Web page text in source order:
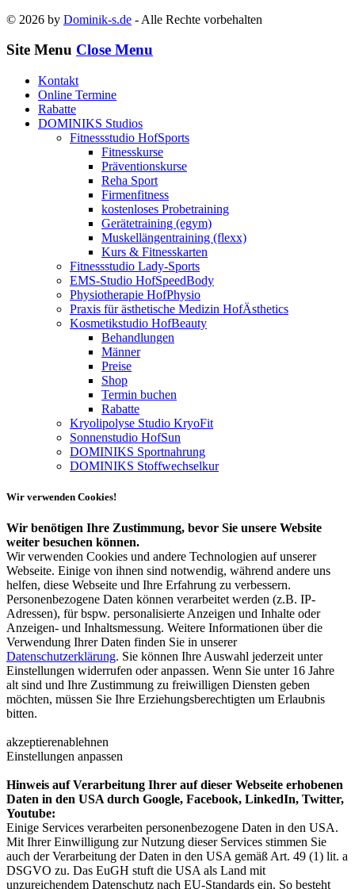
© 2026 by Dominik-s.de - Alle Rechte vorbehalten
Site Menu Close Menu
Kontakt
Online Termine
Rabatte
DOMINIKS Studios
Fitnessstudio HofSports
Fitnesskurse
Präventionskurse
Reha Sport
Firmenfitness
kostenloses Probetraining
Gerätetraining (egym)
Muskellängentraining (flexx)
Kurs & Fitnesskarten
Fitnessstudio Lady-Sports
EMS-Studio HofSpeedBody
Physiotherapie HofPhysio
Praxis für ästhetische Medizin HofÄsthetics
Kosmetikstudio HofBeauty
Behandlungen
Männer
Preise
Shop
Termin buchen
Rabatte
Kryolipolyse Studio KryoFit
Sonnenstudio HofSun
DOMINIKS Sportnahrung
DOMINIKS Stoffwechselkur
Wir verwenden Cookies!
Wir benötigen Ihre Zustimmung, bevor Sie unsere Website
weiter besuchen können.
Wir verwenden Cookies und andere Technologien auf unserer
Webseite. Einige von ihnen sind notwendig, während andere uns
helfen, diese Webseite und Ihre Erfahrung zu verbessern.
Personenbezogene Daten können verarbeitet werden (z.B. IP-
Adressen), für bspw. personalisierte Anzeigen und Inhalte oder
Anzeigen- und Inhaltsmessung. Weitere Informationen über die
Verwendung Ihrer Daten finden Sie in unserer
Datenschutzerklärung. Sie können Ihre Auswahl jederzeit unter
Einstellungen widerrufen oder anpassen. Wenn Sie unter 16 Jahre
alt sind und Ihre Zustimmung zu freiwilligen Diensten geben
möchten, müssen Sie Ihre Erziehungsberechtigten um Erlaubnis
bitten.
akzeptierenablehnen
Einstellungen anpassen
Hinweis auf Verarbeitung Ihrer auf dieser Webseite erhobenen
Daten in den USA durch Google, Facebook, LinkedIn, Twitter,
Youtube:
Einige Services verarbeiten personenbezogene Daten in den USA.
Mit Ihrer Einwilligung zur Nutzung dieser Services stimmen Sie
auch der Verarbeitung der Daten in den USA gemäß Art. 49 (1) lit. a
DSGVO zu. Das EuGH stuft die USA als Land mit
unzureichendem Datenschutz nach EU-Standards ein. So besteht